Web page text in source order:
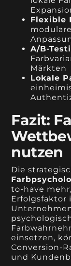
Flexible
A/B-
Märkten
Lokale
Fazit:
nutzen
Die
to-have
Erfolgsfaktor
einsetzen,
Conversion-
und